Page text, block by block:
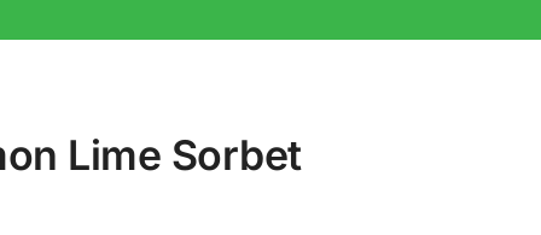
Lime Sorbet